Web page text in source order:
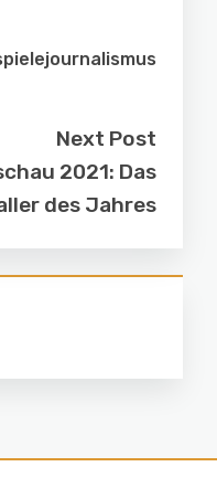
Next Post
2021: Das
des Jahres